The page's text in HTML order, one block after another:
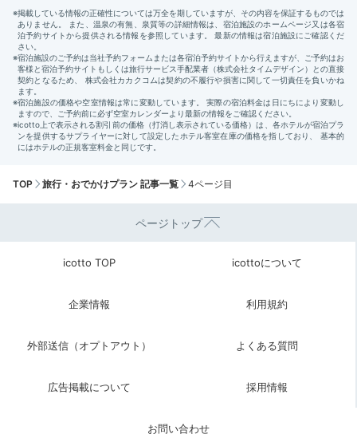
TOP 旅行・おでかけプラン 記事一覧 4ページ目
ページトップ
icotto TOP icottoについて
企業情報 利用規約
外部送信（オプトアウト） よくある質問
広告掲載について 採用情報
お問い合わせ